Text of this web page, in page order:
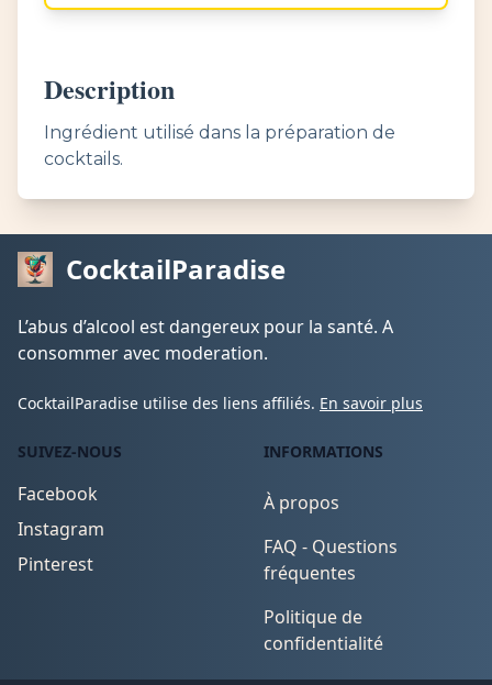
Description
Ingrédient utilisé dans la préparation de
cocktails.
CocktailParadise
L’abus d’alcool est dangereux pour la santé. A
consommer avec moderation.
CocktailParadise utilise des liens affiliés. En savoir plus
SUIVEZ-NOUS
Facebook
Instagram
Pinterest
INFORMATIONS
À propos
FAQ - Questions
fréquentes
Politique de
confidentialité